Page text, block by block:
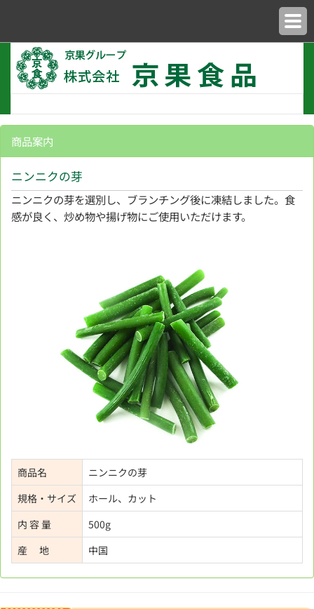
商品案内
ニンニクの芽
ニンニクの芽を選別し、ブランチング後に凍結しました。食
感が良く、炒め物や揚げ物にご使用いただけます。
商品名
ニンニクの芽
規格・サイズ
ホール、カット
内 容 量
500g
産 地
中国